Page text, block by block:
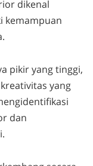
dikenal
kemampuan
pikir yang tinggi,
yang
dan